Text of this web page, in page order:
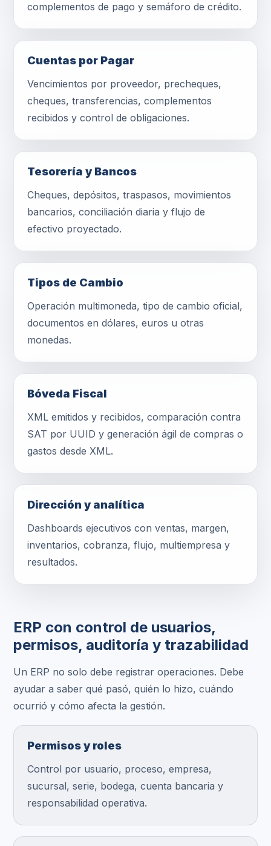
complementos de pago y semáforo de crédito.
Cuentas por Pagar
Vencimientos por proveedor, precheques,
cheques, transferencias, complementos
recibidos y control de obligaciones.
Tesorería y Bancos
Cheques, depósitos, traspasos, movimientos
bancarios, conciliación diaria y flujo de
efectivo proyectado.
Tipos de Cambio
Operación multimoneda, tipo de cambio oficial,
documentos en dólares, euros u otras
monedas.
Bóveda Fiscal
XML emitidos y recibidos, comparación contra
SAT por UUID y generación ágil de compras o
gastos desde XML.
Dirección y analítica
Dashboards ejecutivos con ventas, margen,
inventarios, cobranza, flujo, multiempresa y
resultados.
ERP con control de usuarios,
permisos, auditoría y trazabilidad
Un ERP no solo debe registrar operaciones. Debe
ayudar a saber qué pasó, quién lo hizo, cuándo
ocurrió y cómo afecta la gestión.
Permisos y roles
Control por usuario, proceso, empresa,
sucursal, serie, bodega, cuenta bancaria y
responsabilidad operativa.